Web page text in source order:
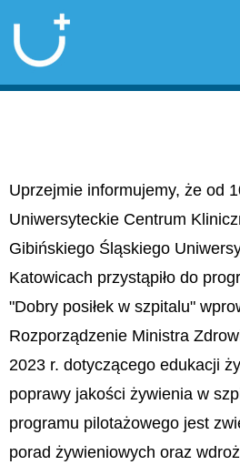
Uprzejmie informujemy, że od
Uniwersyteckie Centrum
Gibińskiego Śląskiego
Katowicach przystąpiło do
"Dobry posiłek w szpitalu"
Rozporządzenie Ministra
2023 r. dotyczącego edukacji
poprawy jakości żywienia w
programu pilotażowego jest
porad żywieniowych oraz